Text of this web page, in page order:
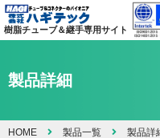
樹脂チューブ＆継手専用サイト
製品詳細
HOME 製品一覧 製品詳